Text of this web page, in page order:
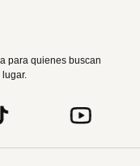
para quienes buscan